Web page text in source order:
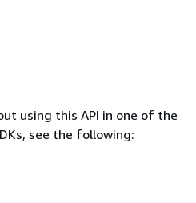
using this API in one of the
see the following: